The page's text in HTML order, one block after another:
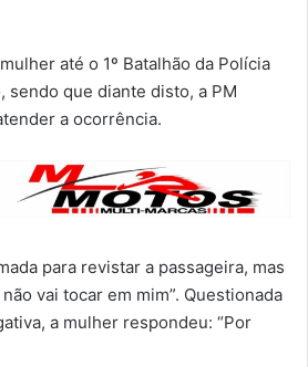
até o 1º Batalhão da Polícia
sendo que diante disto, a PM
a ocorrência.
para revistar a passageira, mas
vai tocar em mim”. Questionada
a mulher respondeu: “Por